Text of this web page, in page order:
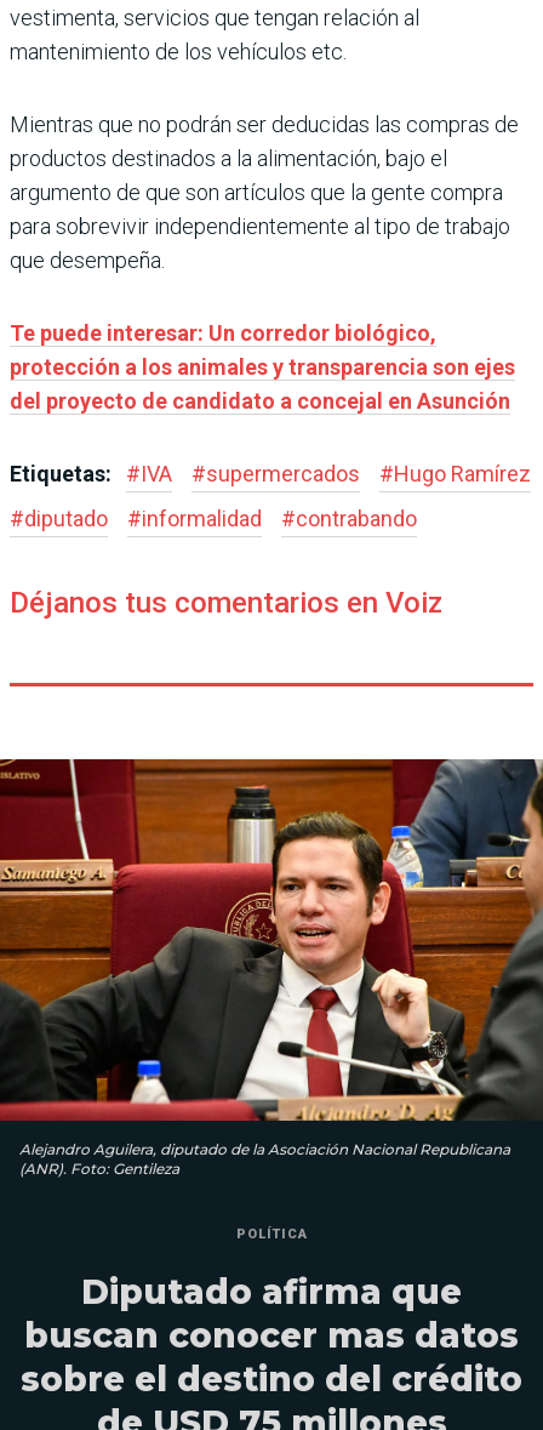
vestimenta, servicios que tengan relación al
mantenimiento de los vehículos etc.
Mientras que no podrán ser deducidas las compras de
productos destinados a la alimentación, bajo el
argumento de que son artículos que la gente compra
para sobrevivir independientemente al tipo de trabajo
que desempeña.
Te puede interesar: Un corredor biológico,
protección a los animales y transparencia son ejes
del proyecto de candidato a concejal en Asunción
Etiquetas: #IVA #supermercados #Hugo Ramírez
#diputado #informalidad #contrabando
Déjanos tus comentarios en Voiz
Alejandro Aguilera, diputado de la Asociación Nacional Republicana
(ANR). Foto: Gentileza
POLÍTICA
Diputado afirma que
buscan conocer mas datos
sobre el destino del crédito